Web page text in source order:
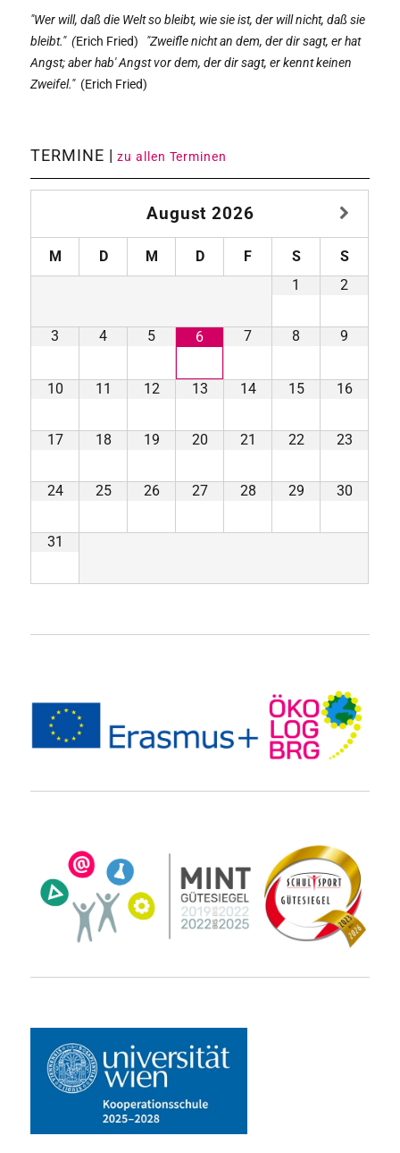
"Wer will, daß die Welt so bleibt, wie sie ist, der will nicht, daß sie
bleibt." (Erich Fried)
"Zweifle nicht an dem, der dir sagt, er hat
Angst; aber hab' Angst vor dem, der dir sagt, er kennt keinen
Zweifel."(Erich Fried)
TERMINE |zu allen Terminen
August 2026
M D M D F S
S
1
2
3 4 5 6 7 8 9
10 11 12 13 14 15 16
17 18 19 20 21 22 23
24 25 26 27 28 29 30
31